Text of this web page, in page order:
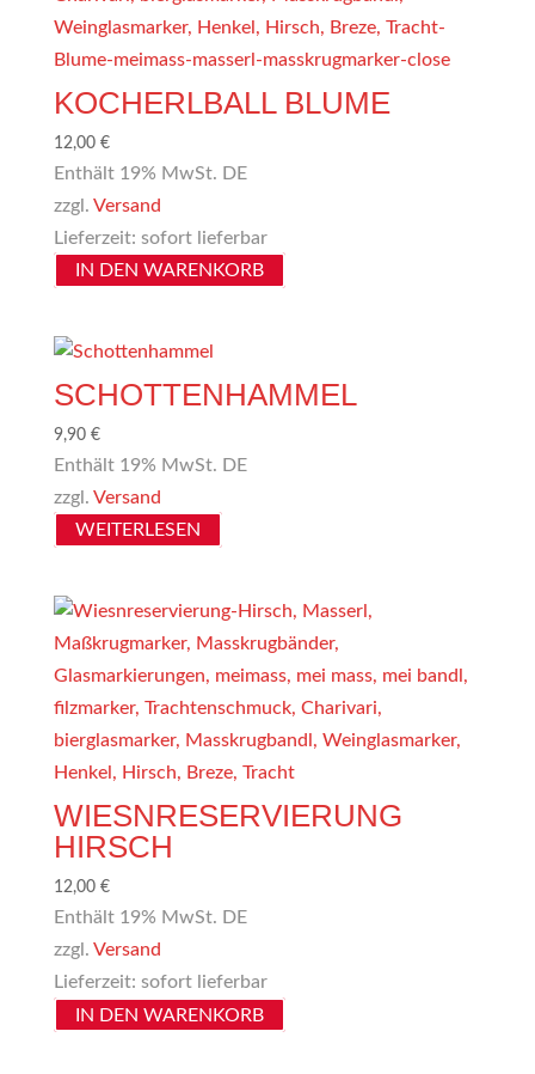
KOCHERLBALL BLUME
12,00 €
Enthält 19% MwSt. DE
zzgl. Versand
Lieferzeit: sofort lieferbar
IN DEN WARENKORB
SCHOTTENHAMMEL
9,90 €
Enthält 19% MwSt. DE
zzgl. Versand
WEITERLESEN
WIESNRESERVIERUNG
HIRSCH
12,00 €
Enthält 19% MwSt. DE
zzgl. Versand
Lieferzeit: sofort lieferbar
IN DEN WARENKORB